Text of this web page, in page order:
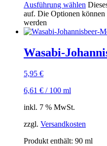
Ausführung wählen
auf. Die Optionen
werden
Wasabi-
5,95 €
6,61 € / 100 ml
inkl. 7 % MwSt.
zzgl. Versandkosten
Produkt enthält: 90 ml